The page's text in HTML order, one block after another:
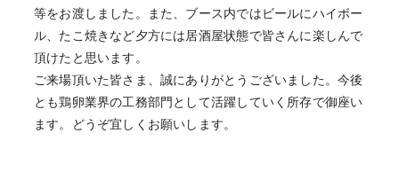
等をお渡しました。また、ブース内ではビールにハイボー
ル、たこ焼きなど夕方には居酒屋状態で皆さんに楽しんで
頂けたと思います。
ご来場頂いた皆さま、誠にありがとうございました。今後
とも鶏卵業界の工務部門として活躍していく所存で御座い
ます。どうぞ宜しくお願いします。